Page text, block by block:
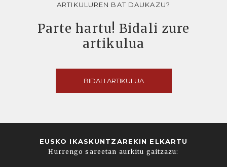
ARTIKULUREN BAT DAUKAZU?
Parte hartu! Bidali zure
artikulua
BIDALI ARTIKULUA
EUSKO IKASKUNTZAREKIN ELKARTU
Hurrengo sareetan aurkitu gaitzazu: